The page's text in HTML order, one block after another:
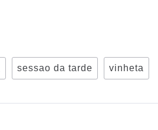
sessao da tarde vinheta